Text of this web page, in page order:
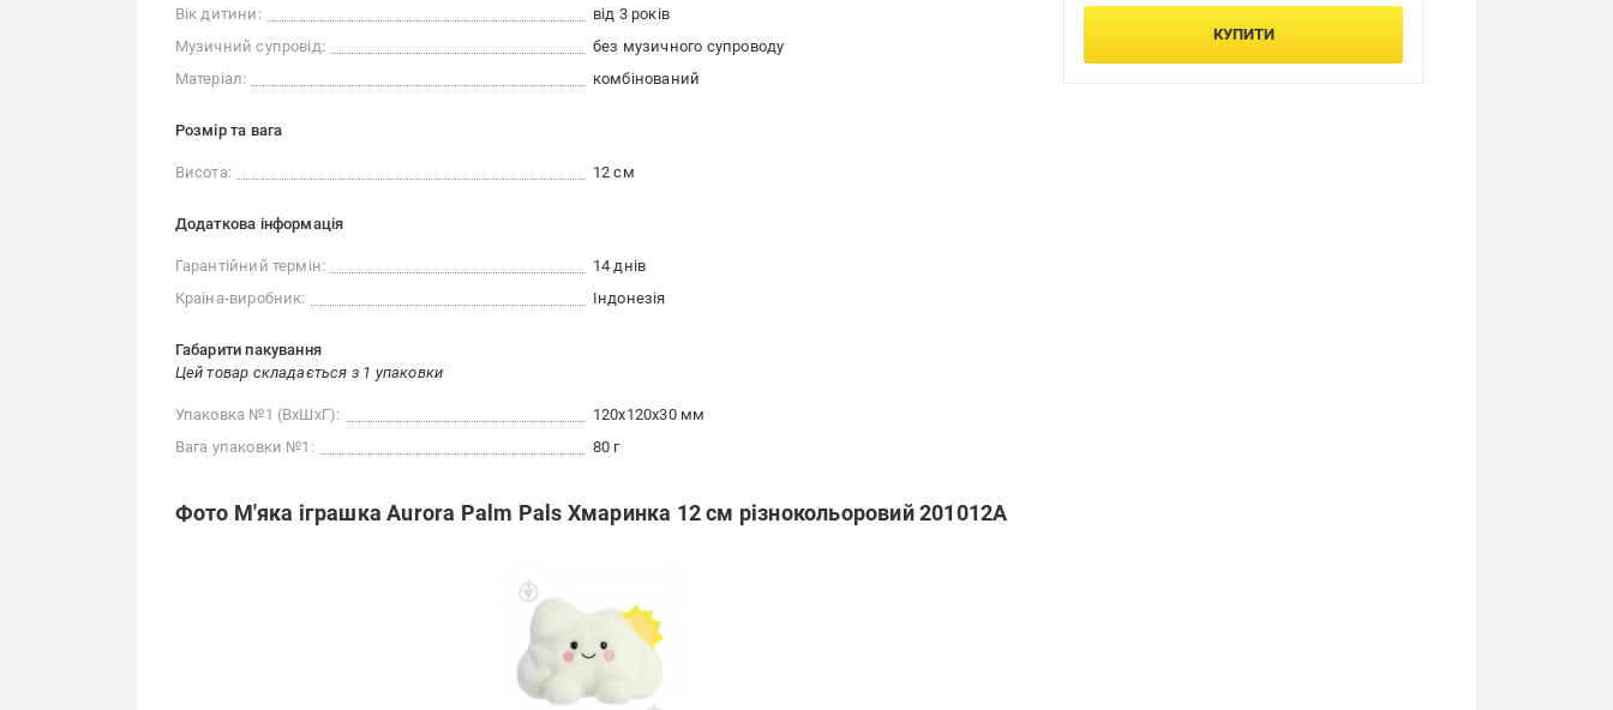
Вік дитини:
від 3 років
Музичний супровід:
без музичного супроводу
Матеріал:
комбінований
Розмір та вага
Висота: 12 см
Додаткова інформація
Гарантійний термін:
14 днів
Країна-виробник:
Індонезія
Габарити пакування
Цей товар складається з 1 упаковки
Упаковка №1 (ВхШхГ):
120x120x30 мм
Вага упаковки №1:
80 г
Фото М'яка іграшка Aurora Palm Pals Хмаринка 12 см різнокольоровий 201012A
КУПИТИ